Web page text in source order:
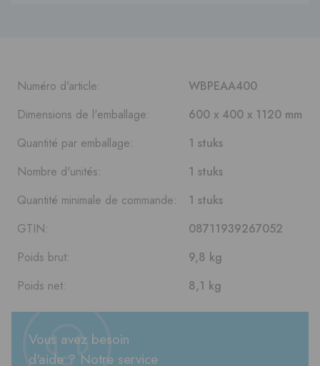
Numéro d'article:
WBPEAA400
Dimensions de l'emballage:
600 x 400 x 1120 mm
Quantité par emballage:
1 stuks
Nombre d'unités:
1 stuks
Quantité minimale de commande:
1 stuks
GTIN:
08711939267052
Poids brut:
9,8 kg
Poids net:
8,1 kg
Vous avez besoin
d'aide ? Notre service